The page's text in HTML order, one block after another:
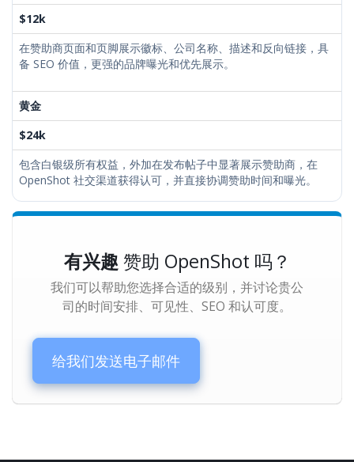
$12k
在赞助商页面和页脚展示徽标、公司名称、描述和反向链接，具
备 SEO 价值，更强的品牌曝光和优先展示。
黄金
$24k
包含白银级所有权益，外加在发布帖子中显著展示赞助商，在
OpenShot 社交渠道获得认可，并直接协调赞助时间和曝光。
有兴趣 赞助 OpenShot 吗？
我们可以帮助您选择合适的级别，并讨论贵公
司的时间安排、可见性、SEO 和认可度。
给我们发送电子邮件